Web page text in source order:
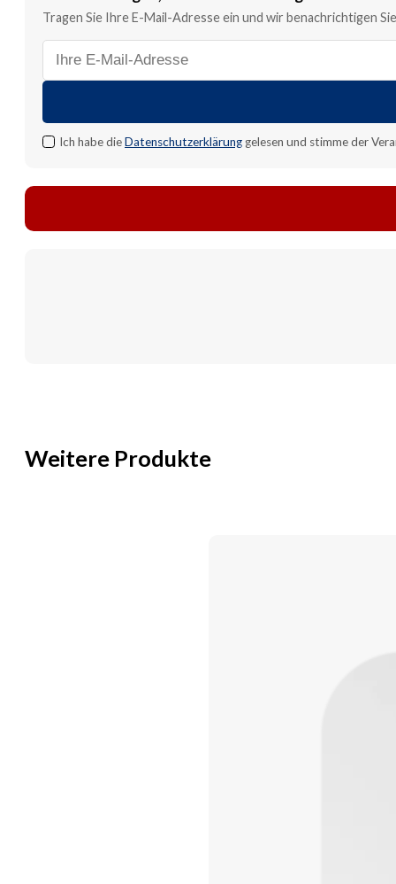
Tragen Sie Ihre E-Mail-Adresse ein und wir benachrichtigen
E-
Mail-
Adresse
Benachrichtigung
Ich habe dieDatenschutzerklärung gelesen und stimme der
Weitere Produkte